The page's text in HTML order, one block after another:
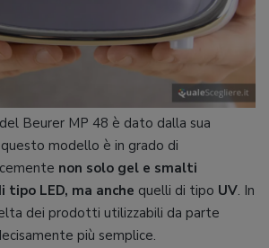
Beurer MP 48 è dato dalla sua
modello è in grado di
non solo gel e smalti
LED, ma anche quelli di tipo UV. In
dei prodotti utilizzabili da parte
più semplice.